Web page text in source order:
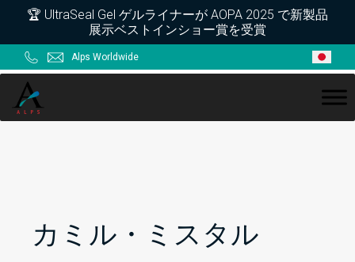
primary
navigation
main
content
primary
sidebar
footer
🏆 UltraSeal Gel ゲルライナーが AOPA 2025 で新製品
展示ベストインショー賞を受賞
Alps Worldwide
ALPS
カミル・ミスタル